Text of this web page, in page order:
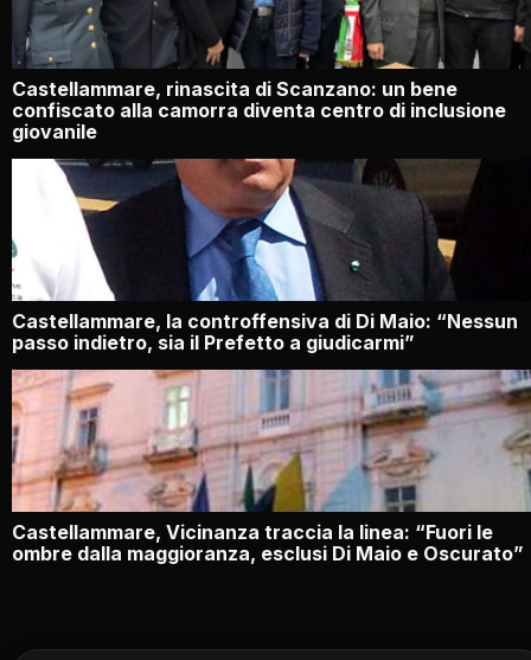
Castellammare, rinascita di Scanzano: un bene
confiscato alla camorra diventa centro di inclusione
giovanile
Castellammare, la controffensiva di Di Maio: “Nessun
passo indietro, sia il Prefetto a giudicarmi”
Castellammare, Vicinanza traccia la linea: “Fuori le
ombre dalla maggioranza, esclusi Di Maio e Oscurato”